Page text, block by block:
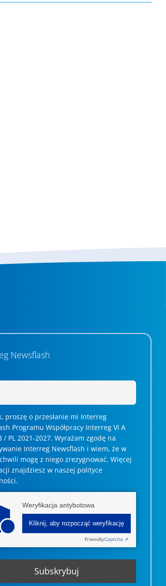
Newsflash
proszę o przesłanie mi Interreg
Programu Współpracy Interreg VI A
/ PL 2021-2027. Wyrażam zgodę na
Interreg Newsflash i wiem, że w
mogę z niego zrezygnować. ­­Więcej
znajdziesz w naszej polityce
Weryfikacja antybotowa
Kliknij, aby rozpocząć weryfikację
FriendlyCaptcha ⇗